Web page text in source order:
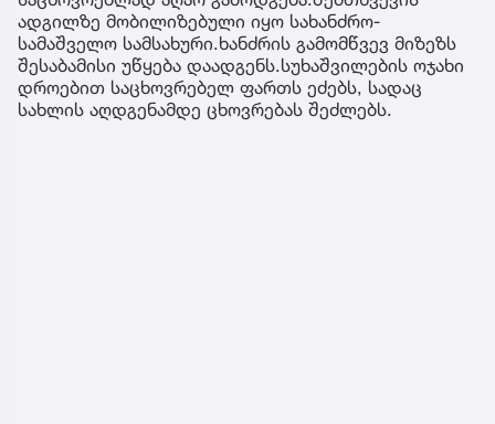
ადგილზე მობილიზებული იყო სახანძრო-
სამაშველო სამსახური.ხანძრის გამომწვევ მიზეზს
შესაბამისი უწყება დაადგენს.სუხაშვილების ოჯახი
დროებით საცხოვრებელ ფართს ეძებს, სადაც
სახლის აღდგენამდე ცხოვრებას შეძლებს.